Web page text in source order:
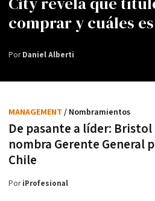
comprar y cuáles
PorDaniel Alberti
De pasante a líder: Bristol
nombra Gerente General
Chile
MANAGEMENT / Nombramientos
PoriProfesional